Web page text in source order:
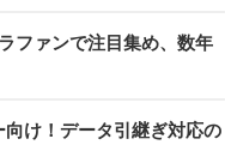
ファンで注目集め、数年
向け！データ引継ぎ対応の